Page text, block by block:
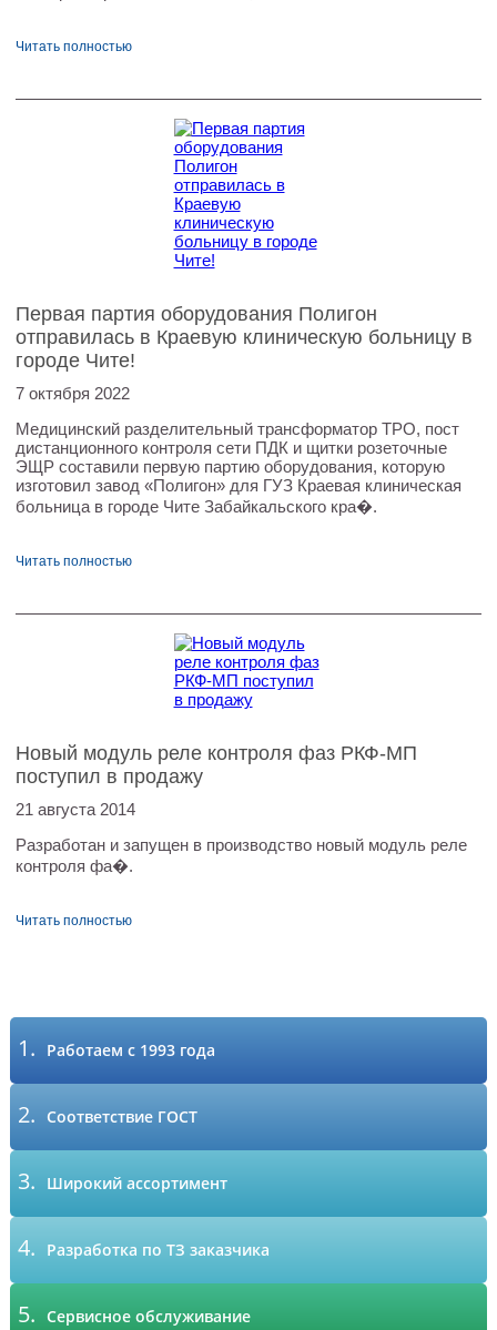
Читать полностью
Первая партия оборудования Полигон
отправилась в Краевую клиническую больницу в
городе Чите!
7 октября 2022
Медицинский разделительный трансформатор ТРО, пост
дистанционного контроля сети ПДК и щитки розеточные
ЭЩР составили первую партию оборудования, которую
изготовил завод «Полигон» для ГУЗ Краевая клиническая
больница в городе Чите Забайкальского кра�.
Читать полностью
Новый модуль реле контроля фаз РКФ-МП
поступил в продажу
21 августа 2014
Разработан и запущен в производство новый модуль реле
контроля фа�.
Читать полностью
1. Работаем с 1993 года
2. Соответствие ГОСТ
3. Широкий ассортимент
4. Разработка по ТЗ заказчика
5. Сервисное обслуживание